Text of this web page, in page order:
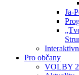
Ja-
Pro občany
VOLBY